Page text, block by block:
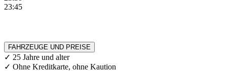
23:45
FAHRZEUGE UND PREISE
✓ 25 Jahre und alter
✓ Ohne Kreditkarte, ohne Kaution